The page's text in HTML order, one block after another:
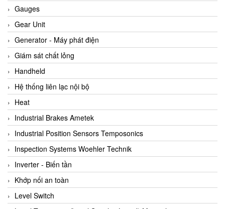
Arcos Hydraulik
Ardetem-Sfere-Vietnam
Argal
AS ENERGI
ASCO CO2
Asker
AT2E
ATC Pneumatic
ATEX System
ATI - IA
ATI (Analytical Technology Inc)
Atos
Atrax
Gauges
Gear Unit
Generator - Máy phát điện
Giám sát chất lỏng
Handheld
Hệ thống liên lạc nội bộ
Heat
Industrial Brakes Ametek
Industrial Position Sensors Temposonics
Inspection Systems Woehler Technik
Inverter - Biến tần
Khớp nối an toàn
Level Switch